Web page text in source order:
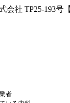
社 TP25-193号【
者